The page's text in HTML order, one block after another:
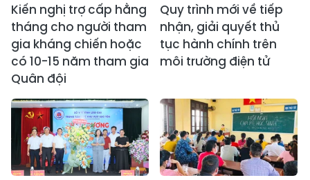
Kiến nghị trợ cấp hằng
tháng cho người tham
gia kháng chiến hoặc
có 10-15 năm tham gia
Quân đội
Quy trình mới về tiếp
nhận, giải quyết thủ
tục hành chính trên
môi trường điện tử